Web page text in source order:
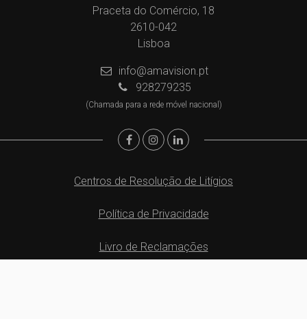
Praceta do Comércio, 18
2610-042
Lisboa
info@amavision.pt
928279235
(Chamada para a rede móvel nacional)
Centros de Resolução de Litígios
Política de Privacidade
Livro de Reclamações